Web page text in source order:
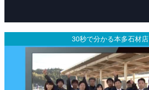
30秒で分かる本多石材店